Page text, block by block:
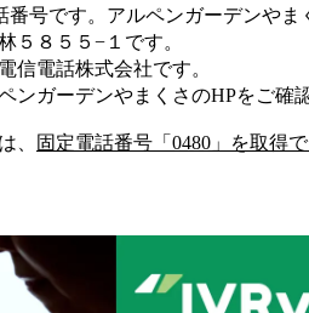
番号です。 アルペンガーデンやま
５８５５−１ です。
信電話株式会社です。
ンガーデンやまくさのHPをご確
、 固定電話番号「 0480 」を取得